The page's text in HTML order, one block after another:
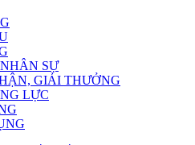
SỰ
GIẢI THƯỞNG
LỰC